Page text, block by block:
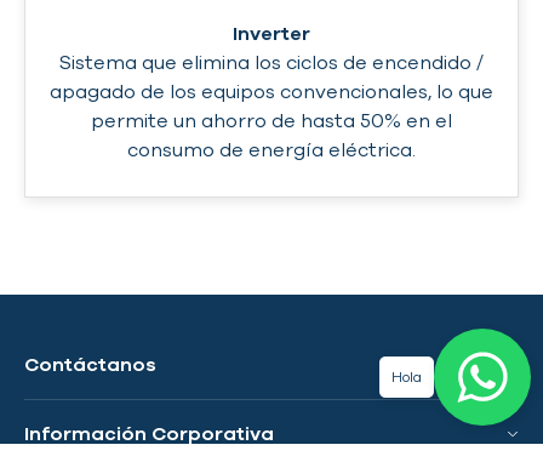
Inverter
Sistema que elimina los ciclos de encendido /
apagado de los equipos convencionales, lo que
permite un ahorro de hasta 50% en el
consumo de energía eléctrica.
Contáctanos
Información Corporativa
Hola